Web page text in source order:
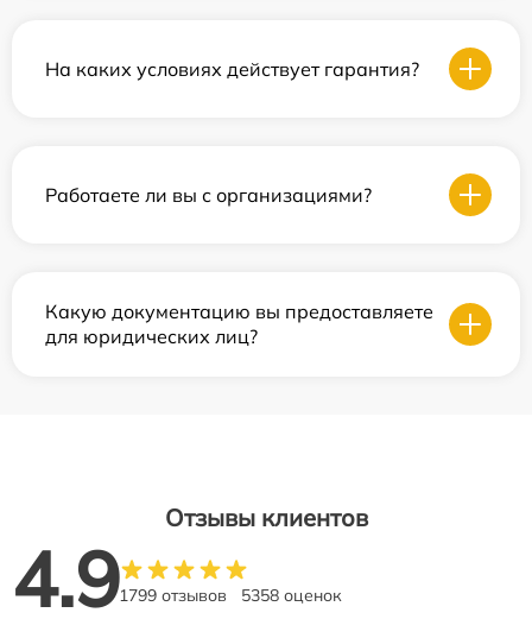
На каких условиях действует гарантия?
Работаете ли вы с организациями?
Какую документацию вы предоставляете
для юридических лиц?
Отзывы клиентов
4.91799 отзывов 5358 оценок